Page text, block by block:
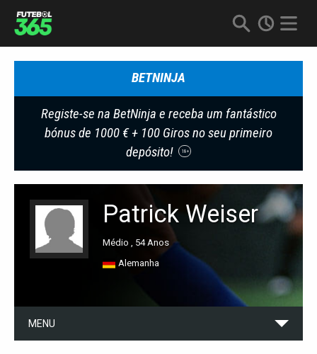
BETNINJA
Registe-se na BetNinja e receba um fantástico
bónus de 1000 € + 100 Giros no seu primeiro
depósito!
18+
Patrick Weiser
Médio , 54 Anos
Alemanha
MENU